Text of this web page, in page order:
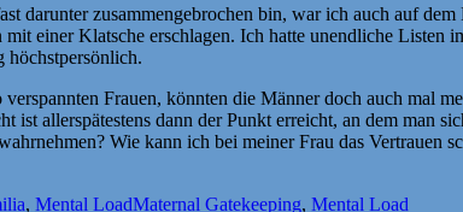
darunter zusammengebrochen bin, war ich auch auf
einer Klatsche erschlagen. Ich hatte unendliche
höchstpersönlich.
Frauen, könnten die Männer doch auch mal
ist allerspätestens dann der Punkt erreicht, an dem
Wie kann ich bei meiner Frau das
, Mental LoadSchlagwörter
Maternal Gatekeeping, Mental Load